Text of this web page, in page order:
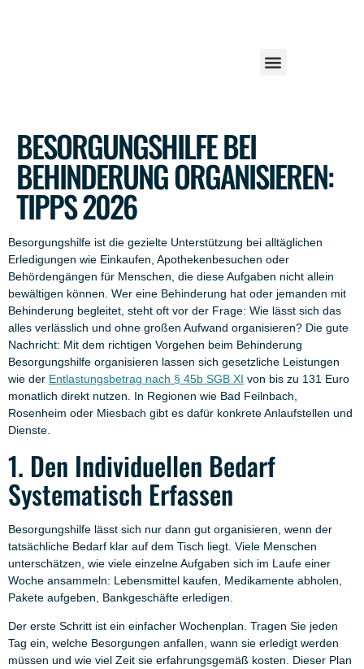
BESORGUNGSHILFE BEI
BEHINDERUNG ORGANISIEREN:
TIPPS 2026
Besorgungshilfe ist die gezielte Unterstützung bei alltäglichen
Erledigungen wie Einkaufen, Apothekenbesuchen oder
Behördengängen für Menschen, die diese Aufgaben nicht allein
bewältigen können. Wer eine Behinderung hat oder jemanden mit
Behinderung begleitet, steht oft vor der Frage: Wie lässt sich das
alles verlässlich und ohne großen Aufwand organisieren? Die gute
Nachricht: Mit dem richtigen Vorgehen beim Behinderung
Besorgungshilfe organisieren lassen sich gesetzliche Leistungen
wie der Entlastungsbetrag nach § 45b SGB XI von bis zu 131 Euro
monatlich direkt nutzen. In Regionen wie Bad Feilnbach,
Rosenheim oder Miesbach gibt es dafür konkrete Anlaufstellen und
Dienste.
1. Den Individuellen Bedarf
Systematisch Erfassen
Besorgungshilfe lässt sich nur dann gut organisieren, wenn der
tatsächliche Bedarf klar auf dem Tisch liegt. Viele Menschen
unterschätzen, wie viele einzelne Aufgaben sich im Laufe einer
Woche ansammeln: Lebensmittel kaufen, Medikamente abholen,
Pakete aufgeben, Bankgeschäfte erledigen.
Der erste Schritt ist ein einfacher Wochenplan. Tragen Sie jeden
Tag ein, welche Besorgungen anfallen, wann sie erledigt werden
müssen und wie viel Zeit sie erfahrungsgemäß kosten. Dieser Plan